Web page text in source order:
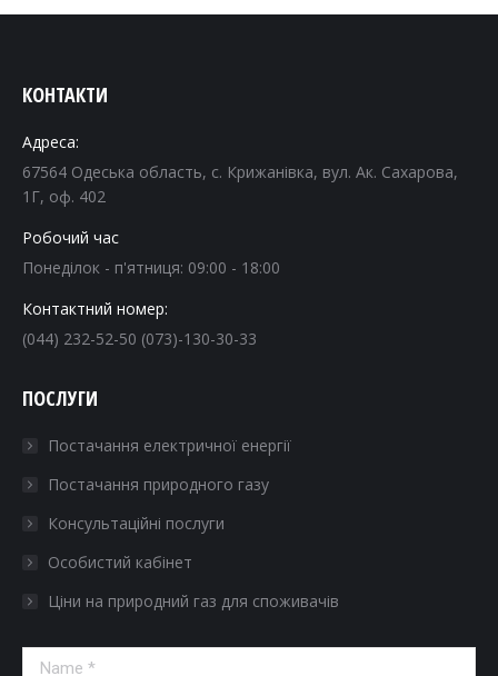
КОНТАКТИ
Адреса:
67564 Одеська область, с. Крижанівка, вул. Ак. Сахарова,
1Г, оф. 402
Робочий час
Понеділок - п'ятниця: 09:00 - 18:00
Контактний номер:
(044) 232-52-50 (073)-130-30-33
ПОСЛУГИ
Постачання електричної енергії
Постачання природного газу
Консультаційні послуги
Особистий кабінет
Ціни на природний газ для споживачів
Name *